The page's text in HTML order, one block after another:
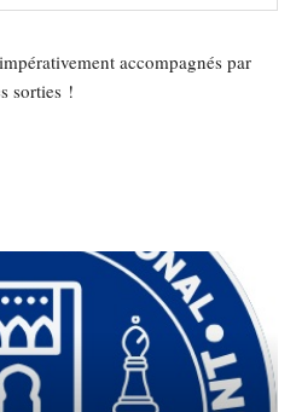
accompagnés par
sorties !